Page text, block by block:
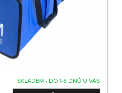
SKLADEM - DO 1-5 DNŮ U VÁS